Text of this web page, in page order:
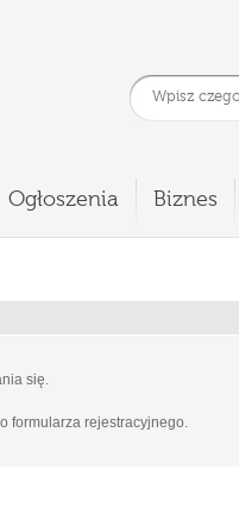
Ogłoszenia Biznes
się.
formularza rejestracyjnego.